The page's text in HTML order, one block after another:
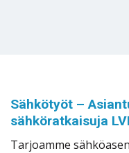
Sähkötyöt –
sähköratkaisuja
Tarjoamme